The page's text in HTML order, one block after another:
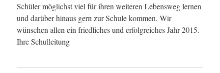
Schüler möglichst viel für ihren weiteren Lebensweg lernen
und darüber hinaus gern zur Schule kommen. Wir
wünschen allen ein friedliches und erfolgreiches Jahr 2015.
Ihre Schulleitung